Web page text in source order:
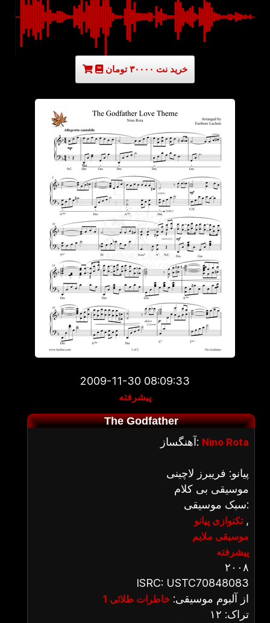
خرید نت ۳۰۰۰۰ تومان
2009-11-30 08:09:33
پیشرفته
The Godfather
آهنگساز: Nino Rota
پیانو: فریبرز لاچینی
موسیقی بی کلام
سبک موسیقی:
تکنوازی پیانو,
موسیقی ملایم
پیشرفته
۲۰۰۸
ISRC: USTC70848083
از آلبوم موسیقی: خاطرات طلائی 1
تراک: ۱۲